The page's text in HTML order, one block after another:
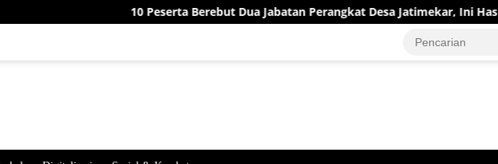
10 Peserta Berebut Dua Jabatan Perangkat Desa Jatimekar, Ini Hasil